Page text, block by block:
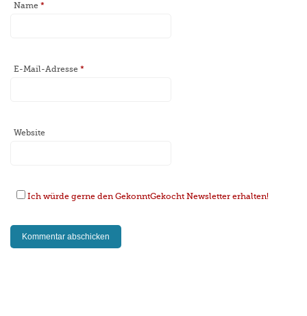
Name*
E-Mail-Adresse*
Website
Ich würde gerne den GekonntGekocht Newsletter erhalten!